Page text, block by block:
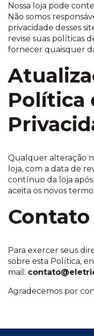
Nossa loja pode
Não somos
privacidade desses
revise suas políticas
fornecer quaisquer
Política
Qualquer alteração
loja, com a data de
contínuo da loja
aceita os novos
Contato
Para exercer seus
sobre esta Política,
mail:
Agradecemos por